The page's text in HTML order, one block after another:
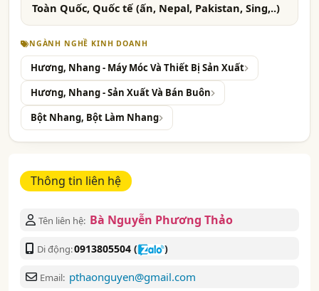
Toàn Quốc, Quốc tế (ấn, Nepal, Pakistan, Sing,..)
NGÀNH NGHỀ KINH DOANH
Hương, Nhang - Máy Móc Và Thiết Bị Sản Xuất
Hương, Nhang - Sản Xuất Và Bán Buôn
Bột Nhang, Bột Làm Nhang
Thông tin liên hệ
Tên liên hệ: Bà Nguyễn Phương Thảo
Di động:0913805504 ( )
Email: pthaonguyen@gmail.com